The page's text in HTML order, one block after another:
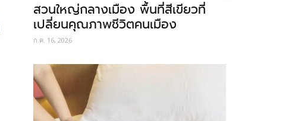
สวนใหญ่กลางเมือง พื้นที่สีเขียวที่
เปลี่ยนคุณภาพชีวิตคนเมือง
ก.ค. 16, 2026